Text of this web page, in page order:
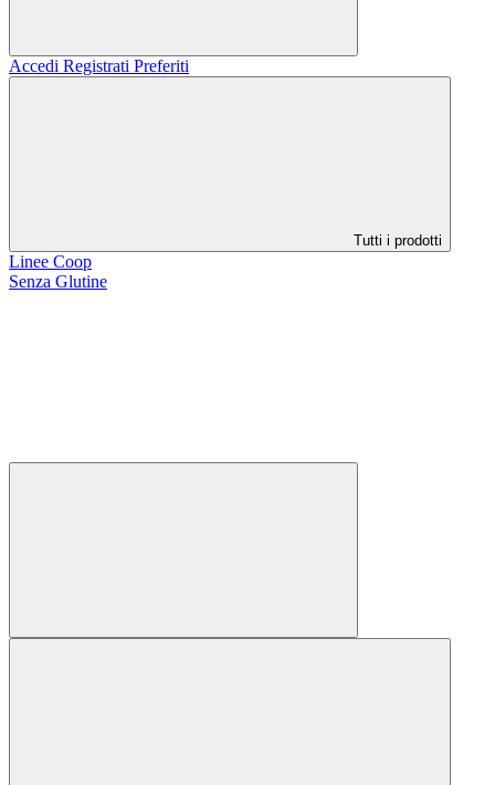
Accedi Registrati Preferiti
Tutti i prodotti
Linee Coop
Senza Glutine